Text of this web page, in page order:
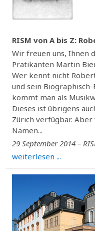
RISM von A bis Z:
Wir freuen uns, Ihnen
Pratikanten Martin
Wer kennt nicht
und sein
kommt man als
Dieses ist übrigens
Zürich verfügbar.
Namen...
29 September 2014 –
weiterlesen ...